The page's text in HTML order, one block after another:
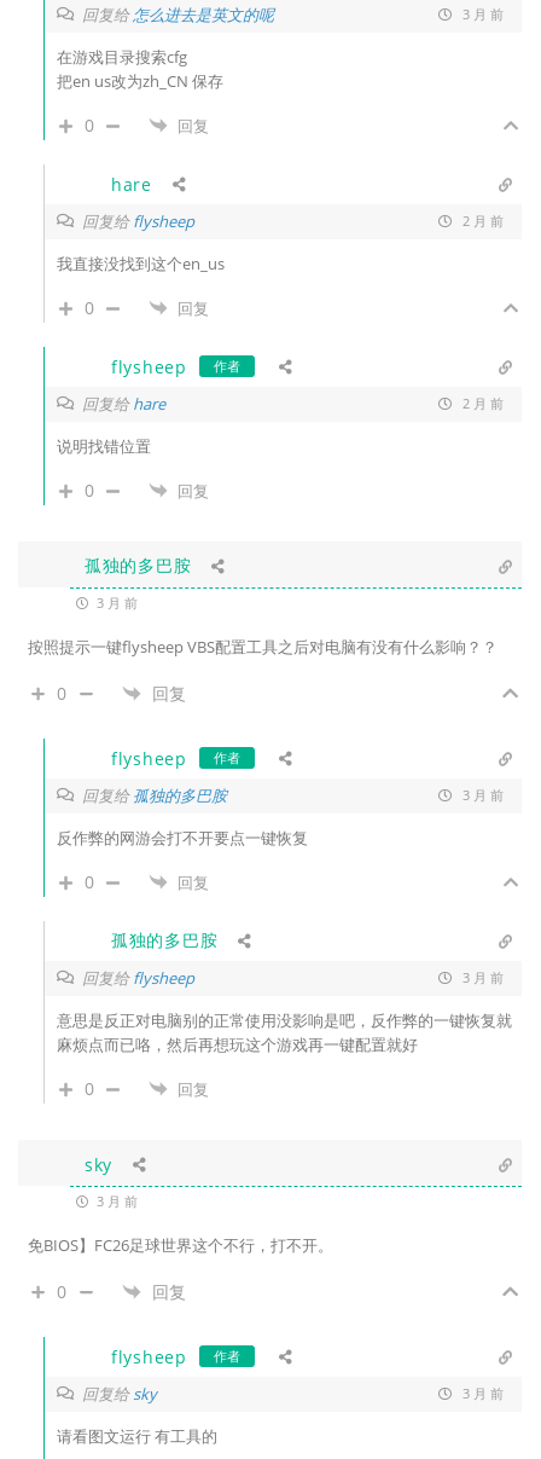
回复给怎么进去是英文的呢 3 月 前
在游戏目录搜索cfg
把en us改为zh_CN 保存
0 回复
hare
回复给flysheep 2 月 前
我直接没找到这个en_us
0 回复
flysheep 作者
回复给hare 2 月 前
说明找错位置
0 回复
孤独的多巴胺
3 月 前
按照提示一键flysheep VBS配置工具之后对电脑有没有什么影响？？
0 回复
flysheep 作者
回复给孤独的多巴胺 3 月 前
反作弊的网游会打不开要点一键恢复
0 回复
孤独的多巴胺
回复给flysheep 3 月 前
意思是反正对电脑别的正常使用没影响是吧，反作弊的一键恢复就
麻烦点而已咯，然后再想玩这个游戏再一键配置就好
0 回复
sky
3 月 前
免BIOS】FC26足球世界这个不行，打不开。
0 回复
flysheep 作者
回复给sky 3 月 前
请看图文运行 有工具的